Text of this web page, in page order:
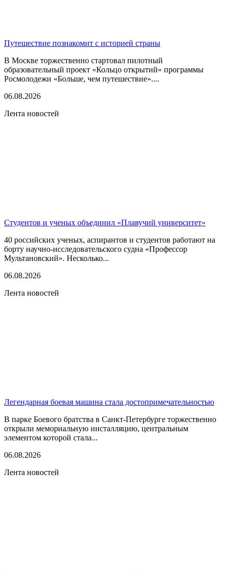
Путешествие познакомит с историей страны
В Москве торжественно стартовал пилотный
образовательный проект «Кольцо открытий» программы
Росмолодежи «Больше, чем путешествие»....
06.08.2026
Лента новостей
Студентов и ученых объединил «Плавучий университет»
40 российских ученых, аспирантов и студентов работают на
борту научно-исследовательского судна «Профессор
Мультановский». Несколько...
06.08.2026
Лента новостей
Легендарная боевая машина стала достопримечательностью
В парке Боевого братства в Санкт-Петербурге торжественно
открыли мемориальную инсталляцию, центральным
элементом которой стала...
06.08.2026
Лента новостей